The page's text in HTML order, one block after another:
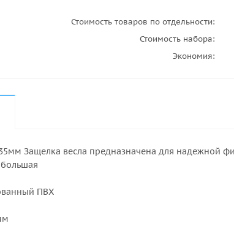
Стоимость товаров по отдельности:
Стоимость набора:
Экономия:
Защелка весла предназначена для надежной
ПВХ